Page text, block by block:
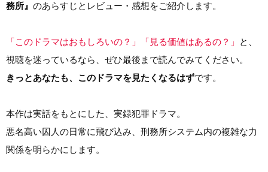
務所』 のあらすじとレビュー・感想をご紹介します。
「このドラマはおもしろいの？」「見る価値はあるの？」
と、
視聴を迷っているなら、ぜひ最後まで読んでみてください。
きっとあなたも、このドラマを見たくなるはずです。
本作は実話をもとにした、実録犯罪ドラマ。
悪名高い囚人の日常に飛び込み、刑務所システム内の複雑な力
関係を明らかにします。